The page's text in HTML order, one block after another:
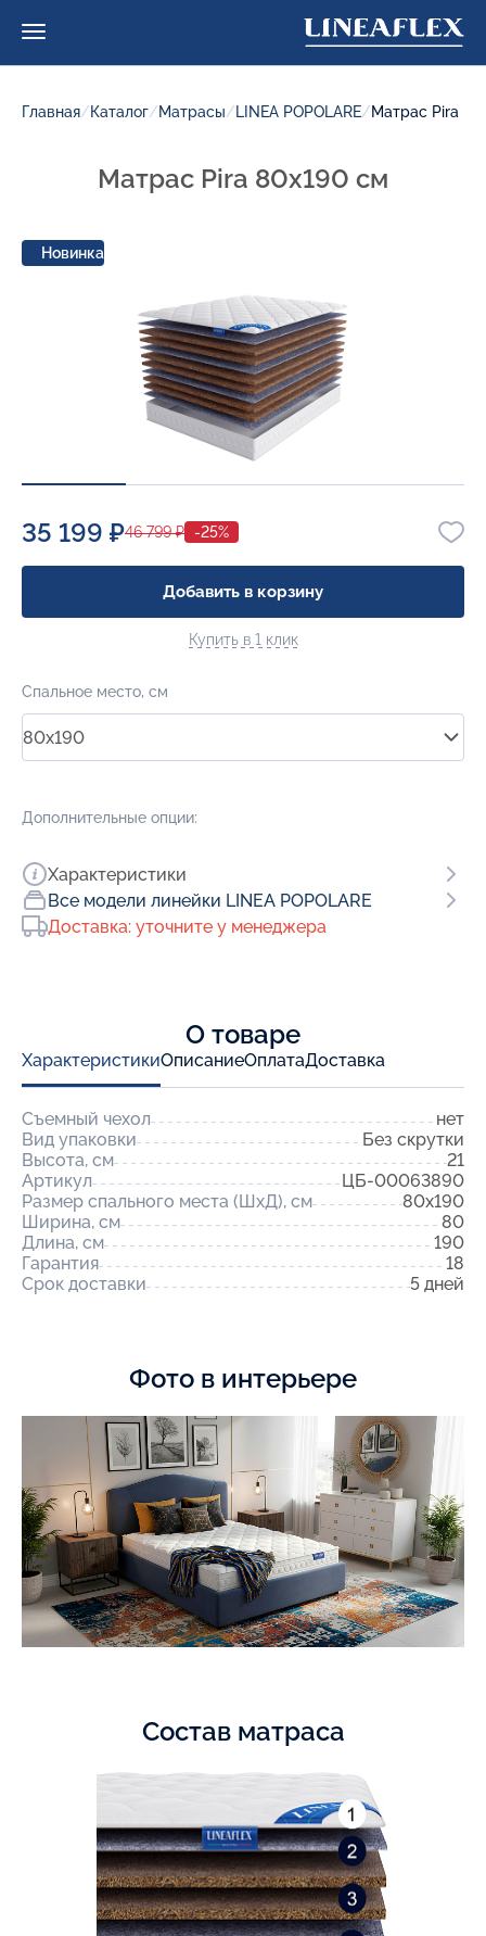
Главная/Каталог/Матрасы/ LINEA POPOLARE/Матрас Pira
О товаре
ХарактеристикиОписаниеОплатаДоставка
Съемный чехол
нет
Вид упаковки
Без скрутки
Высота, см
21
Артикул
ЦБ-00063890
Размер спального места (ШхД), см
80x190
Ширина, см
80
Длина, см
190
Гарантия
18
Срок доставки
5 дней
Матрас Pira 80x190 см
Новинка
35 199 ₽46 799 ₽ -25%
Добавить в корзину
Купить в 1 клик
Спальное место, см
80x190
Дополнительные опции:
Характеристики
Все модели линейки LINEA POPOLARE
Доставка: уточните у менеджера
Фото в интерьере
Состав матраса